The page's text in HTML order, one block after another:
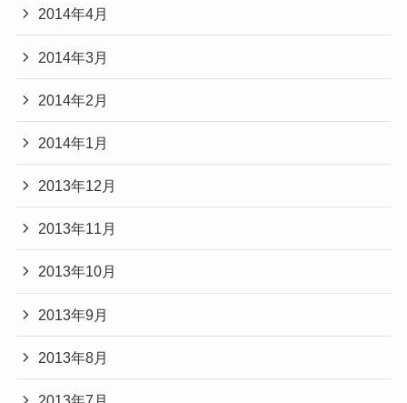
2014年4月
2014年3月
2014年2月
2014年1月
2013年12月
2013年11月
2013年10月
2013年9月
2013年8月